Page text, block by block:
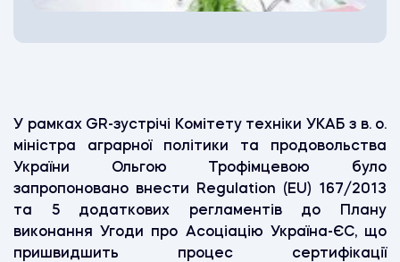
У рамках GR-зустрічі Комітету техніки УКАБ з в. о.
міністра аграрної політики та продовольства
України Ольгою Трофімцевою було
запропоновано внести
Regulation (EU) 167/2013
та 5 додаткових регламентів до Плану
виконання Угоди про Асоціацію Україна-ЄС, що
пришвидшить процес сертифікації